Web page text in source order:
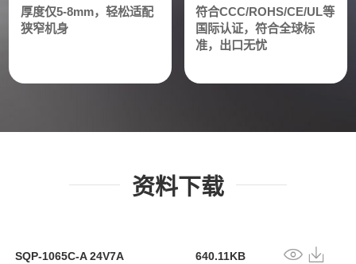
厚度仅5-8mm，轻松适配
狭窄机身
符合CCC/ROHS/CE/UL等
国际认证，符合全球标
准，出口无忧
资料下载
SQP-1065C-A 24V7A 640.11KB